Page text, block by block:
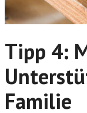
Tipp 4:
Familie